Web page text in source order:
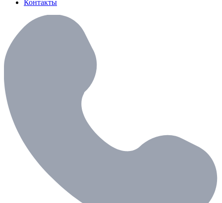
Контакты